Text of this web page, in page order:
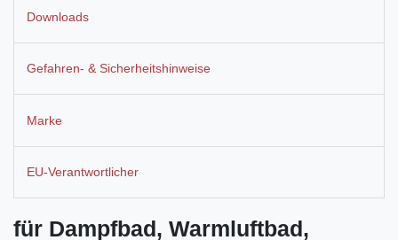
Downloads
Gefahren- & Sicherheitshinweise
Marke
EU-Verantwortlicher
für Dampfbad, Warmluftbad,